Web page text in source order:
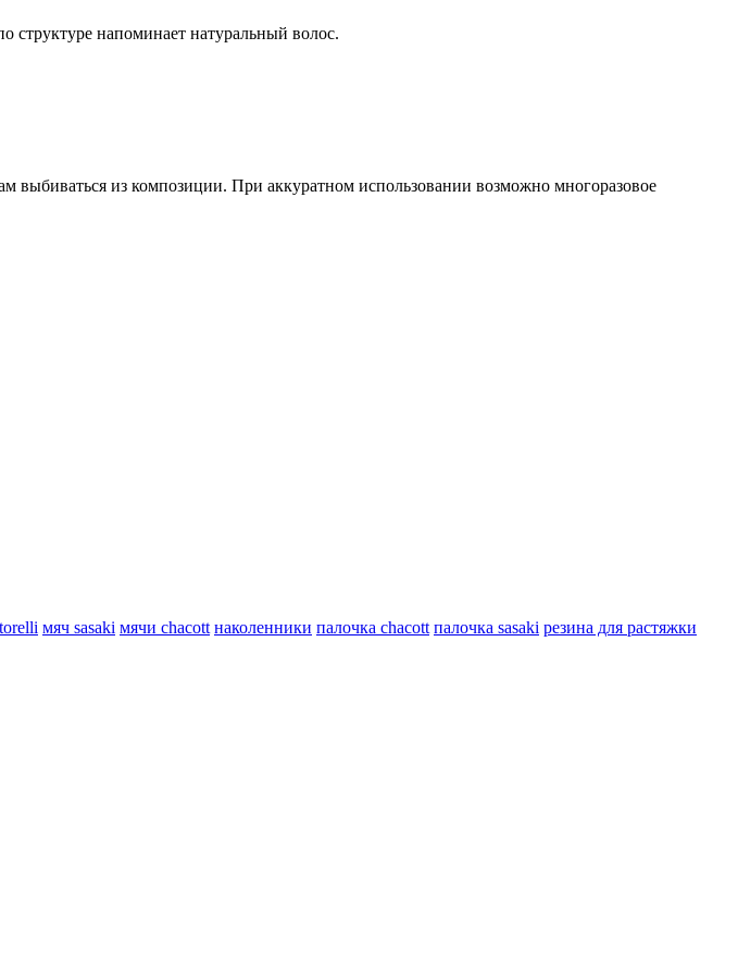
структуре напоминает натуральный волос.
выбиваться из композиции. При аккуратном использовании возможно многоразовое
мяч sasaki мячи chacott наколенники палочка chacott палочка sasaki резина для растяжки